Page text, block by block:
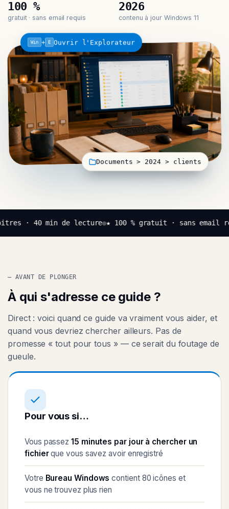
100 %
gratuit · sans email requis
2026
contenu à jour Windows 11
Win + E Ouvrir l'Explorateur
Documents > 2024 > clients
· 40 min de lecture●★ 100 % gratuit · sans email
— AVANT DE PLONGER
À qui s'adresse ce guide ?
Direct : voici quand ce guide va vraiment vous aider, et
quand vous devriez chercher ailleurs. Pas de
promesse « tout pour tous » — ce serait du foutage de
gueule.
Pour vous si…
Vous passez15 minutes par jour à chercher un
fichierque vous savez avoir enregistré
Votre Bureau Windows contient 80 icônes et
vous ne trouvez plus rien